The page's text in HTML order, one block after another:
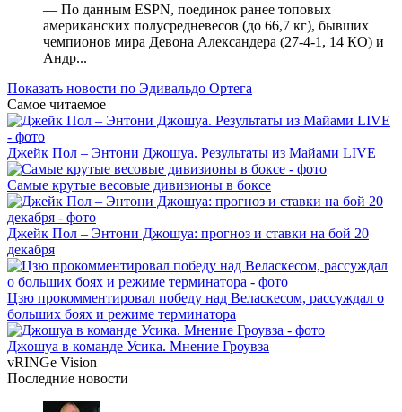
— По данным ESPN, поединок ранее топовых
американских полусредневесов (до 66,7 кг), бывших
чемпионов мира Девона Александера (27-4-1, 14 КО) и
Андр...
Показать новости по Эдивальдо Ортега
Самое читаемое
Джейк Пол – Энтони Джошуа. Результаты из Майами LIVE
Самые крутые весовые дивизионы в боксе
Джейк Пол – Энтони Джошуа: прогноз и ставки на бой 20
декабря
Цзю прокомментировал победу над Веласкесом, рассуждал о
больших боях и режиме терминатора
Джошуа в команде Усика. Мнение Гроувза
vRINGe Vision
Последние новости